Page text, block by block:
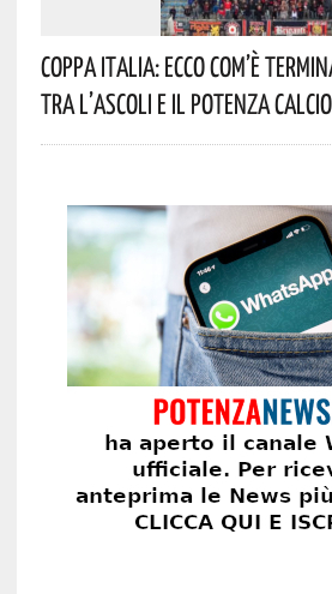
Coppa Italia: Ecco Com’è
Tra L’Ascoli E Il Potenza Calcio